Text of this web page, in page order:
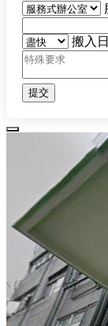
搬入
提交